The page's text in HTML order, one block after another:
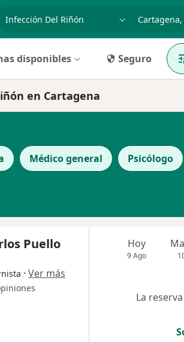
especialidad, enfermedad o nombre
disponibles Seguro
en Cartagena
Médico general Psicólogo
Puello
· Ver más
Hoy
9 Ago
La